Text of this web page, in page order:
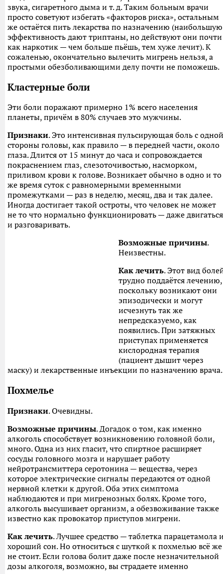
звука, сигаретного дыма и т. д. Таким больным врачи
просто советуют избегать «факторов риска», остальным
же остаётся пить лекарства по назначению (наибольшую
эффективность дают триптаны, но действуют они почти
как наркотик — чем больше пьёшь, тем хуже лечит). К
сожаленью, окончательно вылечить мигрень нельзя, а
простыми обезболивающими делу почти не поможешь.
Кластерные боли
Эти боли поражают примерно 1% всего населения
планеты, причём в 80% случаев это мужчины.
Признаки. Это интенсивная пульсирующая боль с одной
стороны головы, как правило — в передней части, около
глаза. Длится от 15 минут до часа и сопровождается
покраснением глаз, слезоточивостью, насморком,
приливом крови к голове. Возникает обычно в одно и то
же время суток с равномерными временными
промежутками — раз в неделю, месяц, два и так далее.
Иногда достигает такой остроты, что человек не может
не то что нормально функционировать — даже двигаться
и разговаривать.
Возможные причины.
Неизвестны.
Как лечить. Этот вид
трудно поддаётся лечению,
поскольку возникают они
эпизодически и могут
исчезнуть так же
непредсказуемо, как
появились. При затяжных
приступах применяется
кислородная терапия
(пациент дышит через
маску) и лекарственные инъекции по назначению врача.
Похмелье
Признаки. Очевидны.
Возможные причины. Догадок о том, как именно
алкоголь способствует возникновению головной боли,
много. Одна из них гласит, что спиртное расширяет
сосуды головного мозга и нарушает работу
нейротрансмиттера серотонина — вещества, через
которое электрические сигналы передаются от одной
нервной клетки к другой. Оба этих симптома
наблюдаются и при мигренозных болях. Кроме того,
алкоголь высушивает организм, а обезвоживание также
известно как провокатор приступов мигрени.
Как лечить. Лучшее средство — таблетка парацетамола
хороший сон. Но относиться с шуткой к похмелью всё же
не стоит. Если голова болит даже после незначительной
дозы алкоголя, возможно, вы страдаете именно